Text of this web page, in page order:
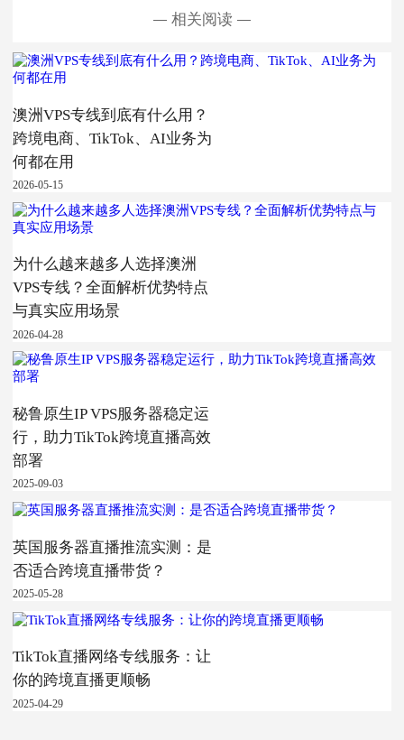
相关阅读
澳洲VPS专线到底有什么用？
跨境电商、TikTok、AI业务为
何都在用
2026-05-15
为什么越来越多人选择澳洲
VPS专线？全面解析优势特点
与真实应用场景
2026-04-28
秘鲁原生IP VPS服务器稳定运
行，助力TikTok跨境直播高效
部署
2025-09-03
英国服务器直播推流实测：是
否适合跨境直播带货？
2025-05-28
TikTok直播网络专线服务：让
你的跨境直播更顺畅
2025-04-29